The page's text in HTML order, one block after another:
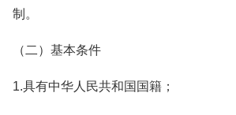
制。
（二）基本条件
1.具有中华人民共和国国籍；